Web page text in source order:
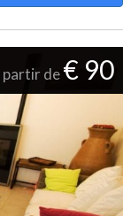
partir de€ 90